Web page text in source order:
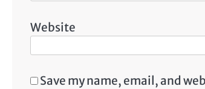
Website
Save my name, email, and